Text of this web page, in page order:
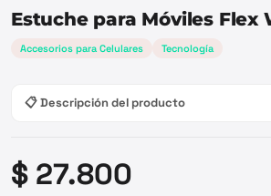
Estuche para Móviles Flex
Accesorios para Celulares Tecnología
📋 Descripción del producto
$ 27.800